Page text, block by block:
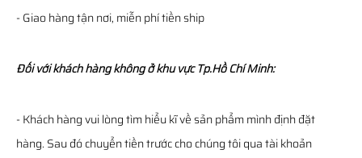
- Giao hàng tận nơi, miễn phí tiền ship
Đối với khách hàng không ở khu vực Tp.Hồ Chí Minh:
- Khách hàng vui lòng tìm hiểu kĩ về sản phẩm mình định đặt
hàng. Sau đó chuyển tiền trước cho chúng tôi qua tài khoản